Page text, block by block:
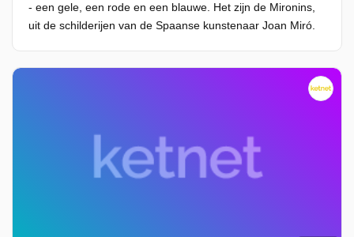
- een gele, een rode en een blauwe. Het zijn de Mironins,
uit de schilderijen van de Spaanse kunstenaar Joan Miró.